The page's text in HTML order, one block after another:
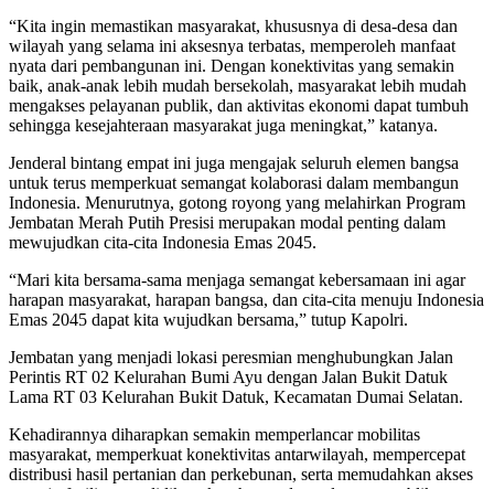
“Kita ingin memastikan masyarakat, khususnya di desa-desa dan
wilayah yang selama ini aksesnya terbatas, memperoleh manfaat
nyata dari pembangunan ini. Dengan konektivitas yang semakin
baik, anak-anak lebih mudah bersekolah, masyarakat lebih mudah
mengakses pelayanan publik, dan aktivitas ekonomi dapat tumbuh
sehingga kesejahteraan masyarakat juga meningkat,” katanya.
Jenderal bintang empat ini juga mengajak seluruh elemen bangsa
untuk terus memperkuat semangat kolaborasi dalam membangun
Indonesia. Menurutnya, gotong royong yang melahirkan Program
Jembatan Merah Putih Presisi merupakan modal penting dalam
mewujudkan cita-cita Indonesia Emas 2045.
“Mari kita bersama-sama menjaga semangat kebersamaan ini agar
harapan masyarakat, harapan bangsa, dan cita-cita menuju Indonesia
Emas 2045 dapat kita wujudkan bersama,” tutup Kapolri.
Jembatan yang menjadi lokasi peresmian menghubungkan Jalan
Perintis RT 02 Kelurahan Bumi Ayu dengan Jalan Bukit Datuk
Lama RT 03 Kelurahan Bukit Datuk, Kecamatan Dumai Selatan.
Kehadirannya diharapkan semakin memperlancar mobilitas
masyarakat, memperkuat konektivitas antarwilayah, mempercepat
distribusi hasil pertanian dan perkebunan, serta memudahkan akses